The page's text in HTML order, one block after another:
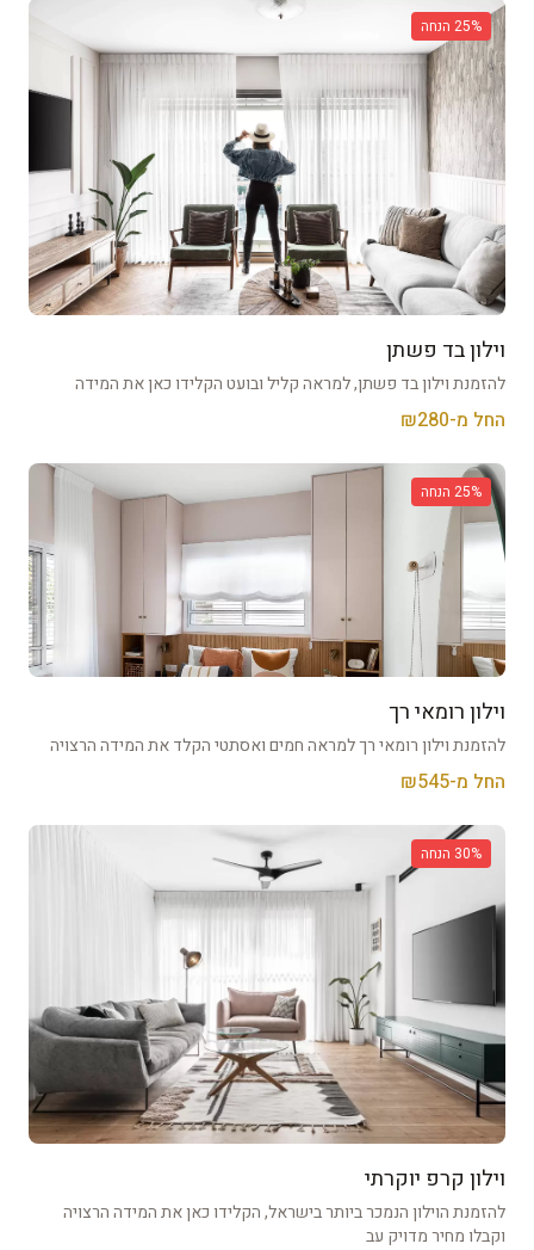
25% הנחה
וילון בד פשתן
להזמנת וילון בד פשתן, למראה קליל ובועט הקלידו כאן את המידה
החל מ-₪280
25% הנחה
וילון רומאי רך
להזמנת וילון רומאי רך למראה חמים ואסתטי הקלד את המידה הרצויה
החל מ-₪545
30% הנחה
וילון קרפ יוקרתי
להזמנת הוילון הנמכר ביותר בישראל, הקלידו כאן את המידה הרצויה
וקבלו מחיר מדויק עב